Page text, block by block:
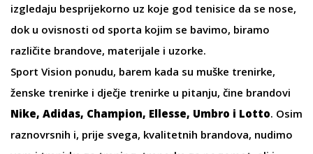
izgledaju besprijekorno uz koje god tenisice da se nose,
dok u ovisnosti od sporta kojim se bavimo, biramo
različite brandove, materijale i uzorke.
Sport Vision ponudu, barem kada su muške trenirke,
ženske trenirke i dječje trenirke u pitanju, čine brandovi
Nike, Adidas, Champion, Ellesse, Umbro i Lotto. Osim
raznovrsnih i, prije svega, kvalitetnih brandova, nudimo